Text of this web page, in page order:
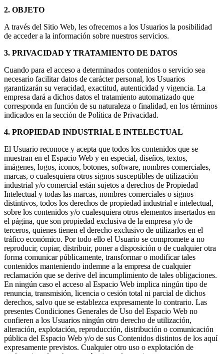
2. OBJETO
A través del Sitio Web, les ofrecemos a los Usuarios la posibilidad
de acceder a la información sobre nuestros servicios.
3. PRIVACIDAD Y TRATAMIENTO DE DATOS
Cuando para el acceso a determinados contenidos o servicio sea
necesario facilitar datos de carácter personal, los Usuarios
garantizarán su veracidad, exactitud, autenticidad y vigencia. La
empresa dará a dichos datos el tratamiento automatizado que
corresponda en función de su naturaleza o finalidad, en los términos
indicados en la sección de Política de Privacidad.
4. PROPIEDAD INDUSTRIAL E INTELECTUAL
El Usuario reconoce y acepta que todos los contenidos que se
muestran en el Espacio Web y en especial, diseños, textos,
imágenes, logos, iconos, botones, software, nombres comerciales,
marcas, o cualesquiera otros signos susceptibles de utilización
industrial y/o comercial están sujetos a derechos de Propiedad
Intelectual y todas las marcas, nombres comerciales o signos
distintivos, todos los derechos de propiedad industrial e intelectual,
sobre los contenidos y/o cualesquiera otros elementos insertados en
el página, que son propiedad exclusiva de la empresa y/o de
terceros, quienes tienen el derecho exclusivo de utilizarlos en el
tráfico económico. Por todo ello el Usuario se compromete a no
reproducir, copiar, distribuir, poner a disposición o de cualquier otra
forma comunicar públicamente, transformar o modificar tales
contenidos manteniendo indemne a la empresa de cualquier
reclamación que se derive del incumplimiento de tales obligaciones.
En ningún caso el acceso al Espacio Web implica ningún tipo de
renuncia, transmisión, licencia o cesión total ni parcial de dichos
derechos, salvo que se establezca expresamente lo contrario. Las
presentes Condiciones Generales de Uso del Espacio Web no
confieren a los Usuarios ningún otro derecho de utilización,
alteración, explotación, reproducción, distribución o comunicación
pública del Espacio Web y/o de sus Contenidos distintos de los aquí
expresamente previstos. Cualquier otro uso o explotación de